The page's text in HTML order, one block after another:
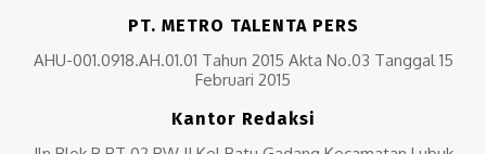
PT. METRO TALENTA PERS
AHU-001.0918.AH.01.01 Tahun 2015 Akta No.03 Tanggal 15
Februari 2015
Kantor Redaksi